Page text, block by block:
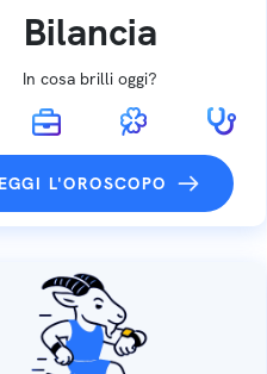
Bilancia
In cosa brilli oggi?
L'OROSCOPO